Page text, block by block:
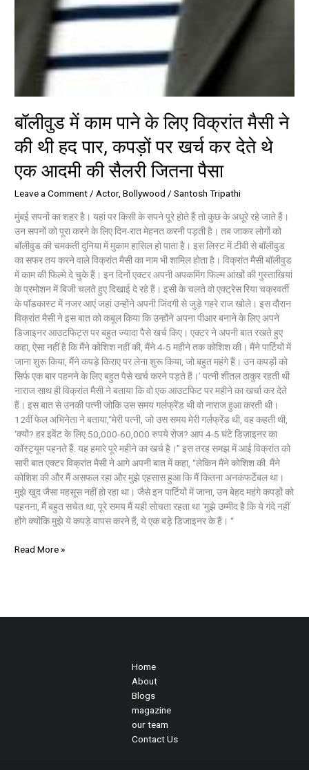
बॉलीवुड में काम पाने के लिए विक्रांत मैसी ने
की थी हद पार, कपड़ों पर खर्च कर देते थे
एक आदमी की सैलरी जितना पैसा
Leave a Comment/Actor,Bollywood /Santosh Tripathi
मुंबई सपनों का शहर है। यहां पर किसी के सपने पूरे होते हैं तो कुछ के अधूरे रहे जाते हैं।
उन सपनों को पूरा करने के लिए दिन-रात मेहनत करनी पड़ती है। तब जाकर लोगों को
बॉलीवुड की चमकती दुनिया में मुकाम हासिल हो पाता है। इस लिस्ट में टीवी से बॉलीवुड
का सफर तय करने वाले विक्रांत मैसी का नाम भी शामिल होता है। विक्रांत मैसी बॉलीवुड
में काम की फिल्मे दे चुके हैं। इन दिनों एक्टर अपनी अपकमिंग फिल्म आंखों की गुस्ताखियां
के प्रमोशन में बिजी चलते हुए दिखाई दे रहे हैं। इसी के चलते वो एक्ट्रेस रिया चक्रवर्ती
के पॉडकास्ट में नजर आएं जहां उन्होंने अपनी जिंदगी से जुड़े गहरे राज खोले। इस दौरान
विक्रांत मैसी ने इस बात को कबूल किया कि उन्होंने अपना पीआर बनाने के लिए अपने
डिजाइनर आउटफिट्स पर बहुत ज्यादा पैसे खर्च किए। एक्टर ने अपनी बात रखते हुए
कहा, ऐसा नहीं है कि मैंने कोशिश नहीं की, मैंने 4-5 महीने तक कोशिश की। मैंने पार्टियों में
जाना शुरू किया, मैंने कपड़े किराए पर लेना शुरू किया, जो बहुत महंगे हैं। उन कपड़ों को
सिर्फ एक बार पहनने के लिए बहुत पैसे खर्च करने पड़ते हैं।’ पत्नी शीतल ठाकुर रहती थी
नाराज साथ ही विक्रांत मैसी ने बताया कि वो एक आउटफिट पर महीने का खर्चा कर देते
हैं। इस बात से उनकी पत्नी जोकि उस समय गर्लफ्रेंड थी वो नाराज हुआ करती थी।
12वीं फेल अभिनेता ने बताया,“मेरी पत्नी, जो उस समय मेरी गर्लफ्रेंड थी, वह कहती थी,
‘क्यों? हर इवेंट के लिए 50,000-60,000 रुपये रोज? आप 4-5 घंटे डिज़ाइनर का
कॉस्ट्यूम पहनते हैं. यह हमारे पूरे महीने का खर्च है।” इस तरह समझ में आई विक्रांत को
सारी बात एक्टर विक्रांत मैसी ने आगे अपनी बात में कहा, “लेकिन मैंने कोशिश की. मैंने
कोशिश की और मैं असफल रहा और मुझे एहसास हुआ कि मैं कितना अनकंफर्टेबल था।
मुझे खुद जैसा महसूस नहीं हो रहा था। जैसे इन पार्टियों में जाना, उन बेहद महंगे कपड़ों को
पहनना, मैं बहुत सचेत था, पूरे समय मैं यही सोचता रहता था ‘मुझे उम्मीद है कि ये गंदे नहीं
होंगे क्योंकि मुझे ये कपड़े वापस करने हैं, ये एक बड़े डिजाइनर के हैं। “
Read More »
Home
About
Blogs
magazine
our team
Contact Us